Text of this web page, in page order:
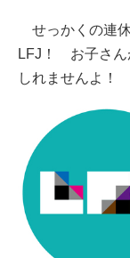
せっかくの連
LFJ！ お子さん
しれませんよ！